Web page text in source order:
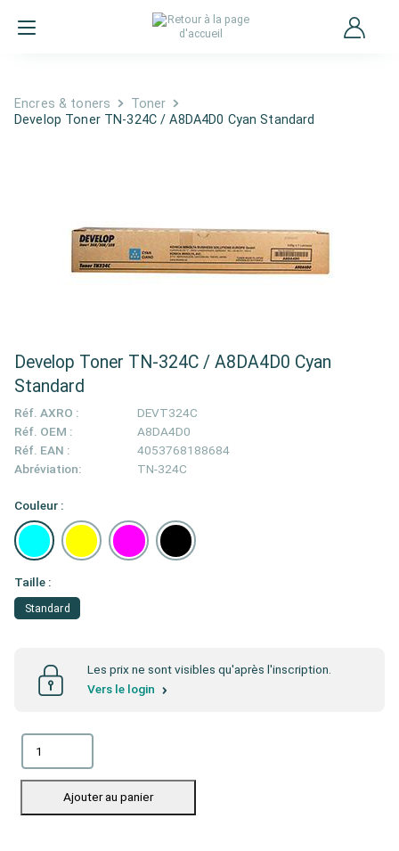
Encres & toners
Toner
Develop Toner TN-324C / A8DA4D0 Cyan Standard
Develop Toner TN-324C / A8DA4D0 Cyan
Standard
Réf. AXRO :
DEVT324C
Réf. OEM :
A8DA4D0
Réf. EAN :
4053768188684
Abréviation:
TN-324C
Couleur :
Taille :
Standard
Les prix ne sont visibles qu'après l'inscription.
Vers le login
Ajouter au panier